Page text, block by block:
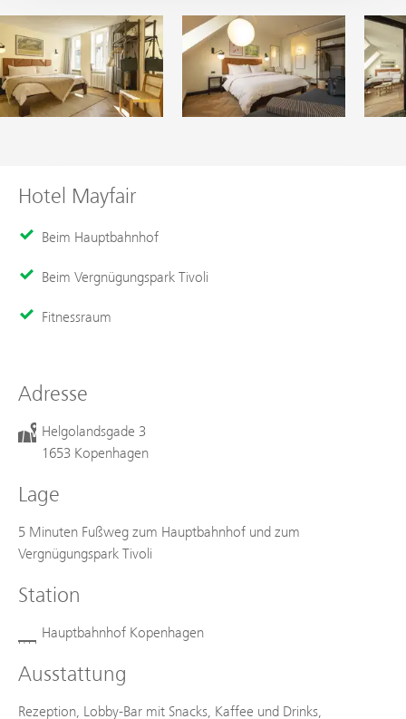
Hotel Mayfair
Beim Hauptbahnhof
Beim Vergnügungspark Tivoli
Fitnessraum
Adresse
Helgolandsgade 3
1653 Kopenhagen
Lage
5 Minuten Fußweg zum Hauptbahnhof und zum
Vergnügungspark Tivoli
Station
Hauptbahnhof Kopenhagen
Ausstattung
Rezeption, Lobby-Bar mit Snacks, Kaffee und Drinks,